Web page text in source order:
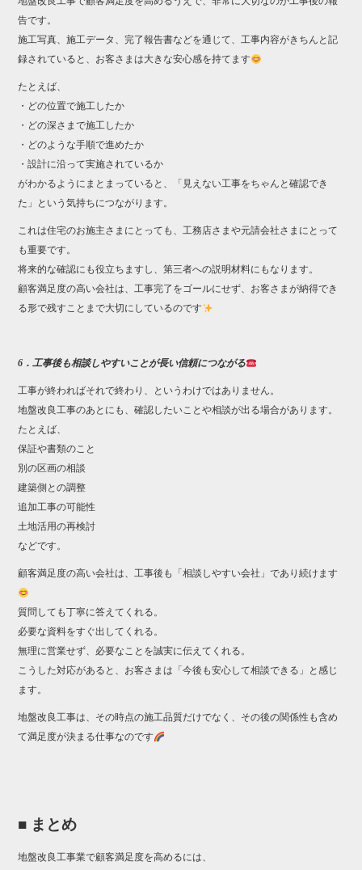
告です。
施工写真、施工データ、完了報告書などを通じて、工事内容がきちんと記
録されていると、お客さまは大きな安心感を持てます
たとえば、
・どの位置で施工したか
・どの深さまで施工したか
・どのような手順で進めたか
・設計に沿って実施されているか
がわかるようにまとまっていると、「見えない工事をちゃんと確認でき
た」という気持ちにつながります。
これは住宅のお施主さまにとっても、工務店さまや元請会社さまにとって
も重要です。
将来的な確認にも役立ちますし、第三者への説明材料にもなります。
顧客満足度の高い会社は、工事完了をゴールにせず、お客さまが納得でき
る形で残すことまで大切にしているのです
6．工事後も相談しやすいことが長い信頼につながる
工事が終わればそれで終わり、というわけではありません。
地盤改良工事のあとにも、確認したいことや相談が出る場合があります。
たとえば、
保証や書類のこと
別の区画の相談
建築側との調整
追加工事の可能性
土地活用の再検討
などです。
顧客満足度の高い会社は、工事後も「相談しやすい会社」であり続けます
質問しても丁寧に答えてくれる。
必要な資料をすぐ出してくれる。
無理に営業せず、必要なことを誠実に伝えてくれる。
こうした対応があると、お客さまは「今後も安心して相談できる」と感じ
ます。
地盤改良工事は、その時点の施工品質だけでなく、その後の関係性も含め
て満足度が決まる仕事なのです
■ まとめ
地盤改良工事業で顧客満足度を高めるには、